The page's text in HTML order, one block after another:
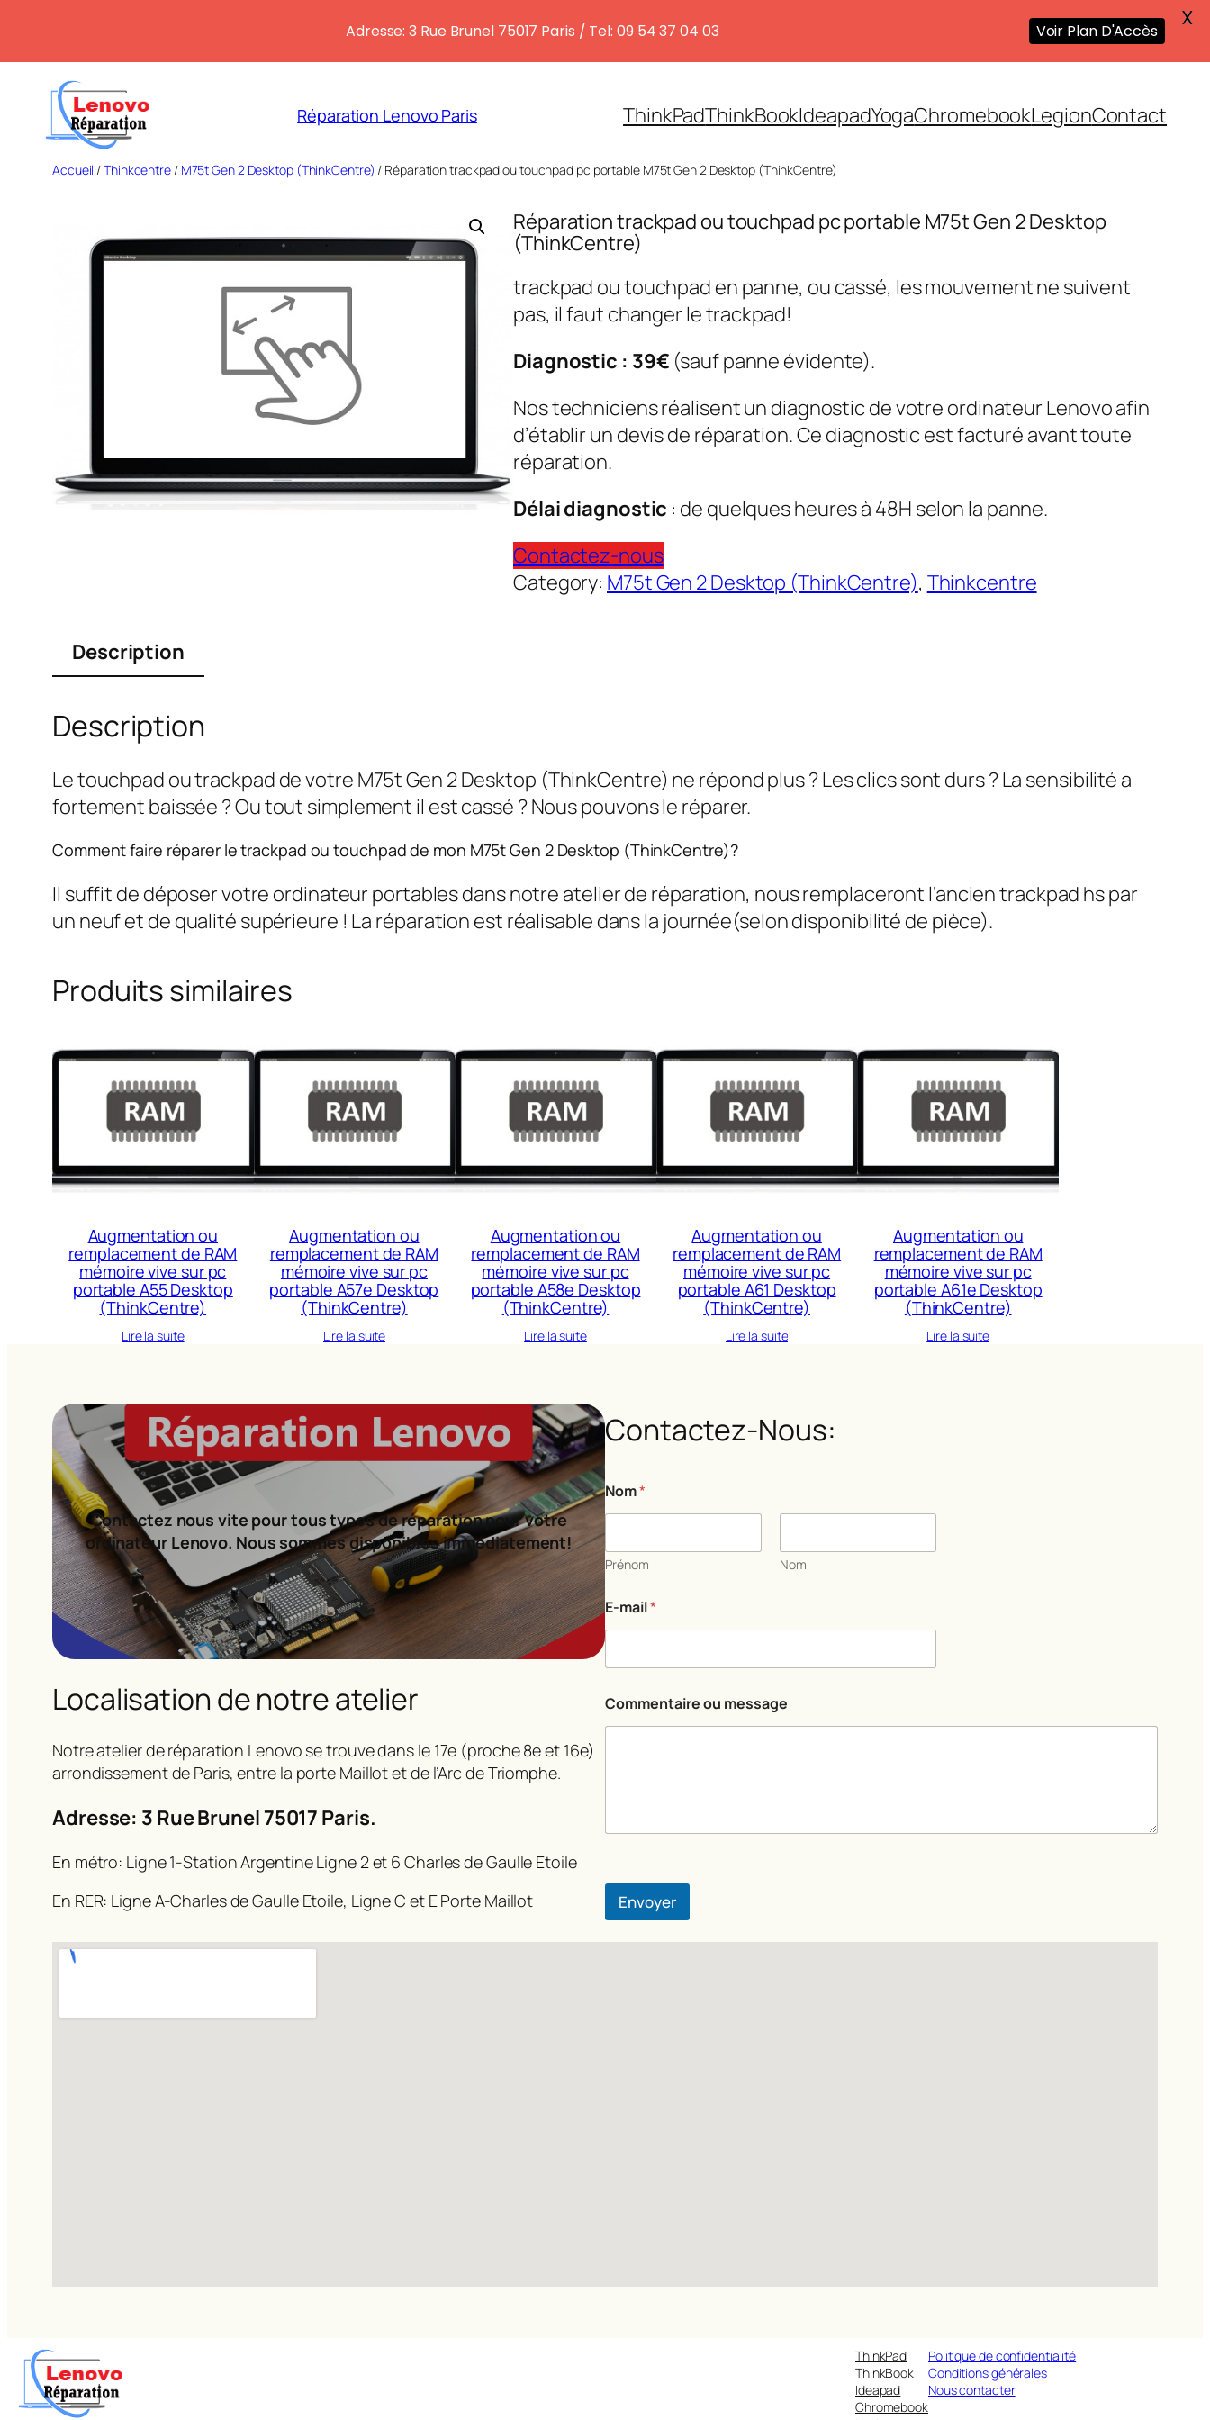
contenu
Réparation Lenovo Paris ThinkPadThinkBookIdeapadYogaChromebookLegionContact
Accueil /Thinkcentre/ M75t Gen 2 Desktop (ThinkCentre) / Réparation trackpad ou touchpad pc portable M75t Gen 2 Desktop (ThinkCentre)
Réparation trackpad ou touchpad pc portable M75t Gen 2 Desktop
(ThinkCentre)
trackpad ou touchpad en panne, ou cassé, les mouvement ne suivent
pas, il faut changer le trackpad!
Diagnostic : 39€ (sauf panne évidente).
Nos techniciens réalisent un diagnostic de votre ordinateur Lenovo afin
d’établir un devis de réparation. Ce diagnostic est facturé avant toute
réparation.
Délai diagnostic : de quelques heures à 48H selon la panne.
Contactez-nous
Category: M75t Gen 2 Desktop (ThinkCentre), Thinkcentre
Description
Description
Le touchpad ou trackpad de votre M75t Gen 2 Desktop (ThinkCentre) ne répond plus ? Les clics sont durs ? La sensibilité a
fortement baissée ? Ou tout simplement il est cassé ? Nous pouvons le réparer.
Comment faire réparer le trackpad ou touchpad de mon M75t Gen 2 Desktop (ThinkCentre)?
Il suffit de déposer votre ordinateur portables dans notre atelier de réparation, nous remplaceront l’ancien trackpad hs par
un neuf et de qualité supérieure ! La réparation est réalisable dans la journée(selon disponibilité de pièce).
Produits similaires
Augmentation ou
remplacement de RAM
mémoire vive sur pc
portable A55 Desktop
(ThinkCentre)
Lire la suite
Augmentation ou
remplacement de RAM
mémoire vive sur pc
portable A57e Desktop
(ThinkCentre)
Lire la suite
Augmentation ou
remplacement de RAM
mémoire vive sur pc
portable A58e Desktop
(ThinkCentre)
Lire la suite
Augmentation ou
remplacement de RAM
mémoire vive sur pc
portable A61 Desktop
(ThinkCentre)
Lire la suite
Augmentation ou
remplacement de RAM
mémoire vive sur pc
portable A61e Desktop
(ThinkCentre)
Lire la suite
Contactez nous vite pour tous types de réparation pour votre
ordinateur Lenovo. Nous sommes disponibles immédiatement!
Localisation de notre atelier
Notre atelier de réparation Lenovo se trouve dans le 17e (proche 8e et 16e)
arrondissement de Paris, entre la porte Maillot et de l’Arc de Triomphe.
Adresse: 3 Rue Brunel 75017 Paris.
En métro: Ligne 1-Station Argentine Ligne 2 et 6 Charles de Gaulle Etoile
En RER: Ligne A-Charles de Gaulle Etoile, Ligne C et E Porte Maillot
Contactez-Nous:
Nom*
Prénom Nom
u
*
-
a
i
l
E-mail*
Commentaire ou message
Envoyer
ThinkPad
ThinkBook
Ideapad
Chromebook
Politique de confidentialité
Conditions générales
Nous contacter
Adresse: 3 Rue Brunel 75017 Paris / Tel: 09 54 37 04 03 Voir Plan D'Accès X